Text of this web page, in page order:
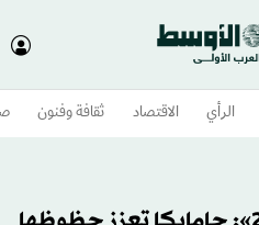
الرأي الاقتصاد ثقافة وفنون